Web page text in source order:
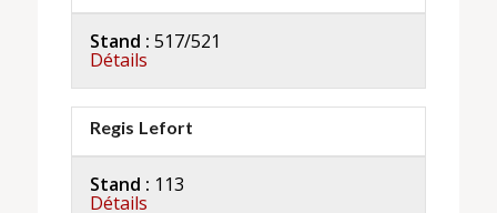
Stand : 517/521
Détails
Regis Lefort
Stand : 113
Détails